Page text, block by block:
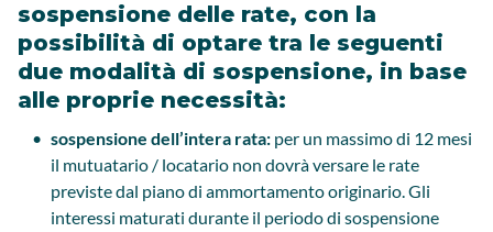
sospensione delle rate, con la
possibilità di optare tra le seguenti
due modalità di sospensione, in base
alle proprie necessità:
sospensione dell’intera rata: per un massimo di 12 mesi
il mutuatario / locatario non dovrà versare le rate
previste dal piano di ammortamento originario. Gli
interessi maturati durante il periodo di sospensione